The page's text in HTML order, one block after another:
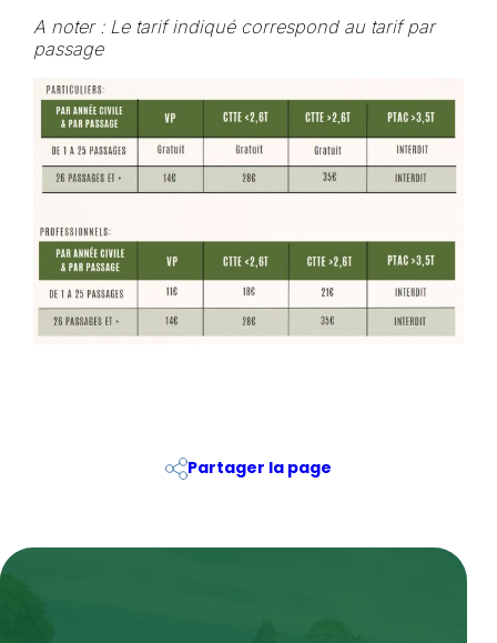
A noter : Le tarif indiqué correspond au tarif par
passage
Partager la page